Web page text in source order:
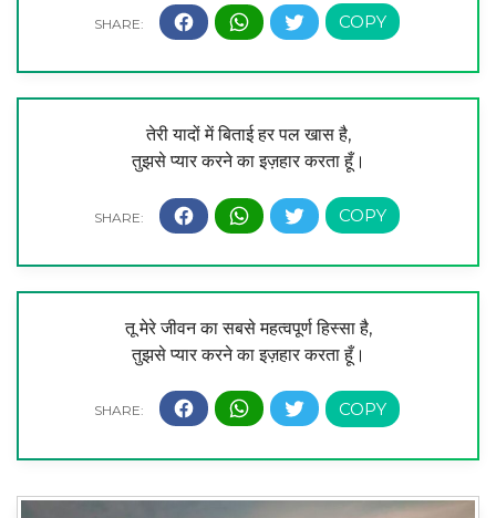
तेरी यादों में बिताई हर पल खास है,
तुझसे प्यार करने का इज़हार करता हूँ।
तू मेरे जीवन का सबसे महत्वपूर्ण हिस्सा है,
तुझसे प्यार करने का इज़हार करता हूँ।